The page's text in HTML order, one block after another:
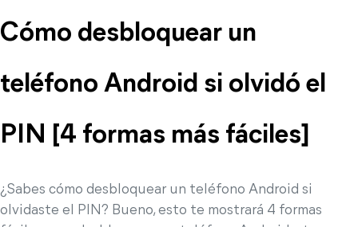
Cómo desbloquear un
teléfono Android si olvidó el
PIN [4 formas más fáciles]
¿Sabes cómo desbloquear un teléfono Android si
olvidaste el PIN? Bueno, esto te mostrará 4 formas